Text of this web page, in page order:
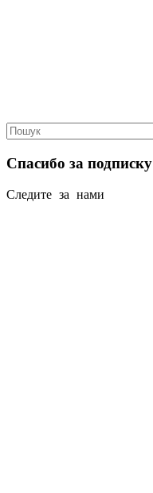
Спасибо за подписку
Следите за нами